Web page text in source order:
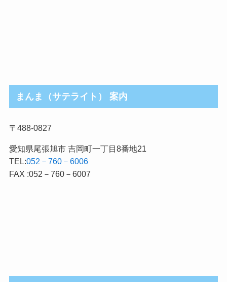
まんま（サテライト） 案内
〒488-0827
愛知県尾張旭市 吉岡町一丁目8番地21
TEL:052－760－6006
FAX :052－760－6007